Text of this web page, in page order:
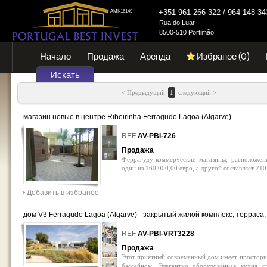
AMI-16149 +351 961 266 322 / 964 148
Rua do Luar
8500-510 Portimão
Начало Продажа Аренда Избраное (0)
Искать
< Предыдущий 1 следующий >
магазин новые в центре Ribeirinha Ferragudo Lagoa (Algarve)
0
REF AV-PBI-726
Продажа
Феррагуду-коммерческие магазины,
один из 160.000,00 евро, а другой составляет
Добавить в избраное
дом V3 Ferragudo Lagoa (Algarve) - закрытый жилой комплекс, терраса,
кондиционер, сад, бассейн, меблированная
0
REF AV-PBI-VRT3228
Продажа
Этот приятный современный дом имеет